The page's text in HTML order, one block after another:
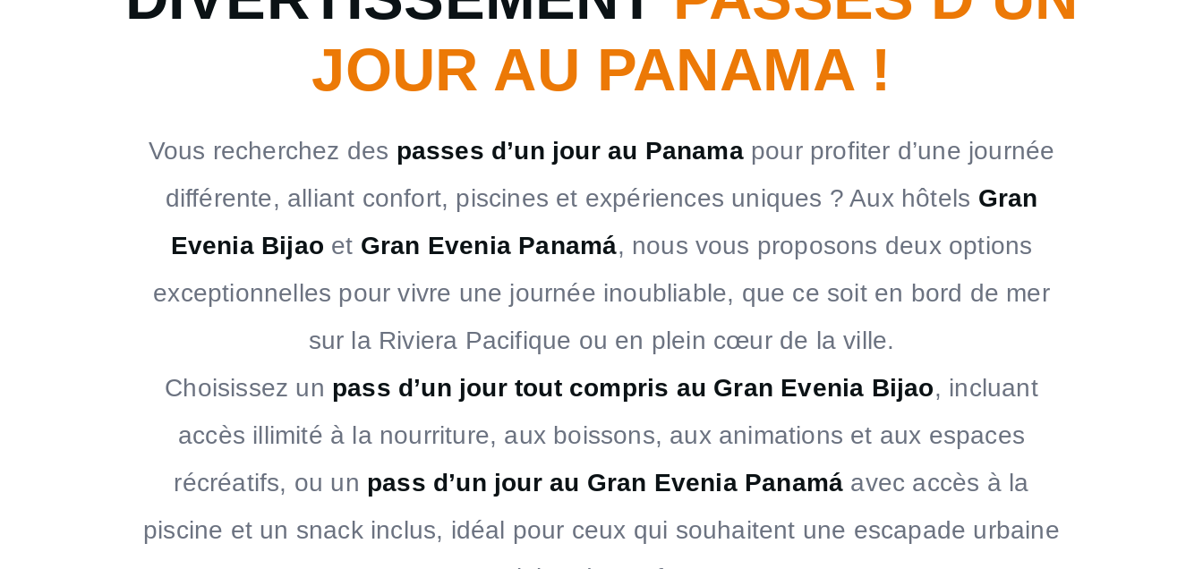
JOUR AU PANAMA !
Vous recherchez des passes d’un jour au Panamapour profiter d’une journée
différente, alliant confort, piscines et expériences uniques ? Aux hôtels Gran
Evenia Bijao et Gran Evenia Panamá, nous vous proposons deux options
exceptionnelles pour vivre une journée inoubliable, que ce soit en bord de mer
sur la Riviera Pacifique ou en plein cœur de la ville.
Choisissez un pass d’un jour tout compris au Gran Evenia Bijao, incluant
accès illimité à la nourriture, aux boissons, aux animations et aux espaces
récréatifs, ou un pass d’un jour au Gran Evenia Panamá avec accès à la
piscine et un snack inclus, idéal pour ceux qui souhaitent une escapade urbaine